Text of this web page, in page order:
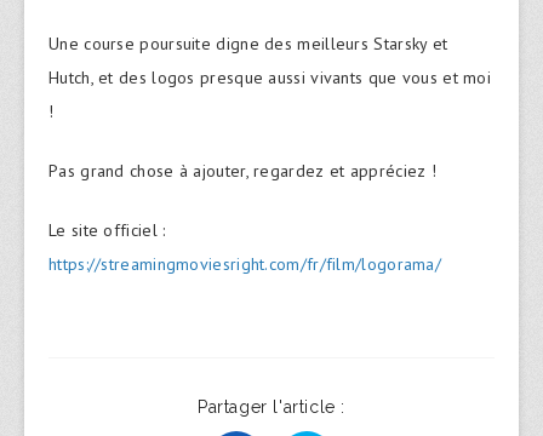
Une course poursuite digne des meilleurs Starsky et
Hutch, et des logos presque aussi vivants que vous et moi
!
Pas grand chose à ajouter, regardez et appréciez !
Le site officiel :
https://streamingmoviesright.com/fr/film/logorama/
Partager l'article :